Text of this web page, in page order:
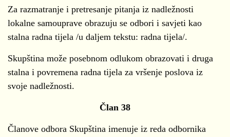
Za razmatranje i pretresanje pitanja iz nadležnosti
lokalne samouprave obrazuju se odbori i savjeti kao
stalna radna tijela /u daljem tekstu: radna tijela/.
Skupština može posebnom odlukom obrazovati i druga
stalna i povremena radna tijela za vršenje poslova iz
svoje nadležnosti.
Član 38
Članove odbora Skupština imenuje iz reda odbornika